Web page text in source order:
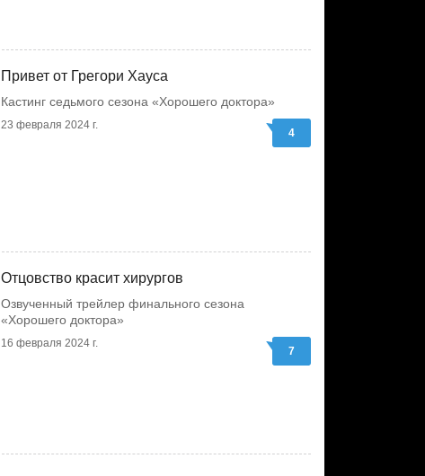
Привет от Грегори Хауса
Кастинг седьмого сезона «Хорошего доктора»
23 февраля 2024 г.
4
Отцовство красит хирургов
Озвученный трейлер финального сезона
«Хорошего доктора»
16 февраля 2024 г.
7